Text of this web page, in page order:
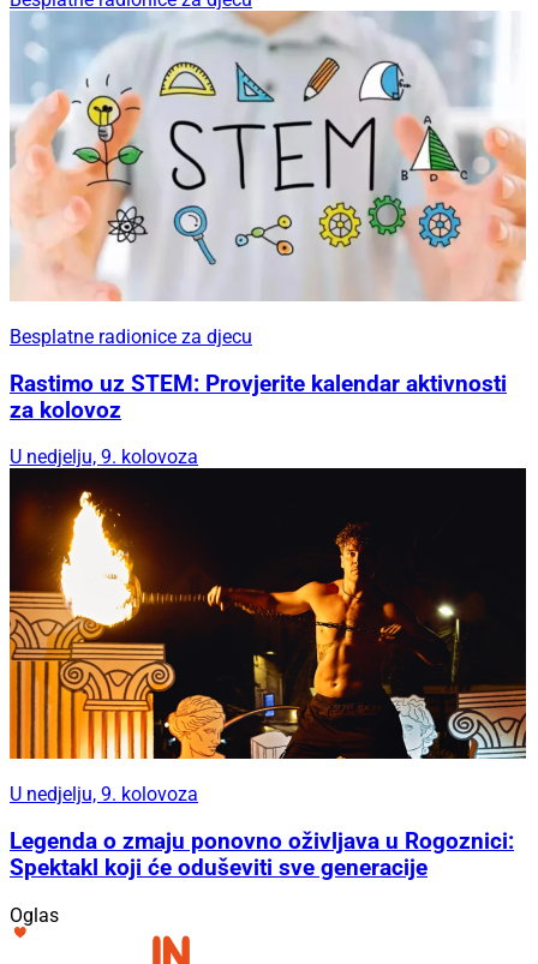
Besplatne radionice za djecu
Rastimo uz STEM: Provjerite kalendar aktivnosti
za kolovoz
U nedjelju, 9. kolovoza
U nedjelju, 9. kolovoza
Legenda o zmaju ponovno oživljava u Rogoznici:
Spektakl koji će oduševiti sve generacije
Oglas